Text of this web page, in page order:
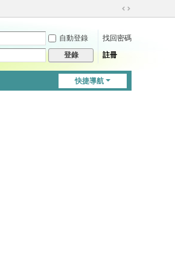
切
到
自動登錄
找回密碼
登錄 註冊
快捷導航